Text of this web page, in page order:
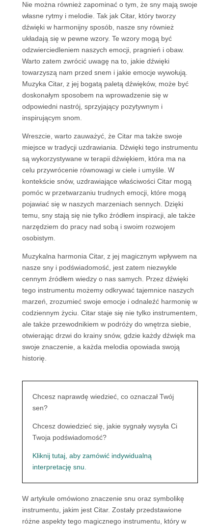
Nie można również zapominać o tym, że sny mają swoje
własne rytmy i melodie. Tak jak Citar, który tworzy
dźwięki w harmonijny sposób, nasze sny również
układają się w pewne wzory. Te wzory mogą być
odzwierciedleniem naszych emocji, pragnień i obaw.
Warto zatem zwrócić uwagę na to, jakie dźwięki
towarzyszą nam przed snem i jakie emocje wywołują.
Muzyka Citar, z jej bogatą paletą dźwięków, może być
doskonałym sposobem na wprowadzenie się w
odpowiedni nastrój, sprzyjający pozytywnym i
inspirującym snom.
Wreszcie, warto zauważyć, że Citar ma także swoje
miejsce w tradycji uzdrawiania. Dźwięki tego instrumentu
są wykorzystywane w terapii dźwiękiem, która ma na
celu przywrócenie równowagi w ciele i umyśle. W
kontekście snów, uzdrawiające właściwości Citar mogą
pomóc w przetwarzaniu trudnych emocji, które mogą
pojawiać się w naszych marzeniach sennych. Dzięki
temu, sny stają się nie tylko źródłem inspiracji, ale także
narzędziem do pracy nad sobą i swoim rozwojem
osobistym.
Muzykalna harmonia Citar, z jej magicznym wpływem na
nasze sny i podświadomość, jest zatem niezwykle
cennym źródłem wiedzy o nas samych. Przez dźwięki
tego instrumentu możemy odkrywać tajemnice naszych
marzeń, zrozumieć swoje emocje i odnaleźć harmonię w
codziennym życiu. Citar staje się nie tylko instrumentem,
ale także przewodnikiem w podróży do wnętrza siebie,
otwierając drzwi do krainy snów, gdzie każdy dźwięk ma
swoje znaczenie, a każda melodia opowiada swoją
historię.
Chcesz naprawdę wiedzieć, co oznaczał Twój
sen?
Chcesz dowiedzieć się, jakie sygnały wysyła Ci
Twoja podświadomość?
Kliknij tutaj, aby zamówić indywidualną
interpretację snu.
W artykule omówiono znaczenie snu oraz symbolikę
instrumentu, jakim jest Citar. Zostały przedstawione
różne aspekty tego magicznego instrumentu, który w